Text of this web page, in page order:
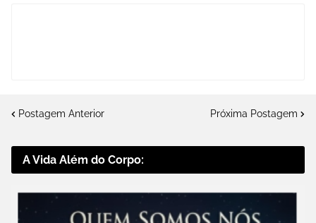
Postagem Anterior Próxima Postagem
A Vida Além do Corpo: